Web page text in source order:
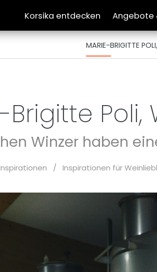
Korsika entdecken Angebote
MARIE-BRIGITTE
Poli,
Winzer haben
/ Inspirationen für